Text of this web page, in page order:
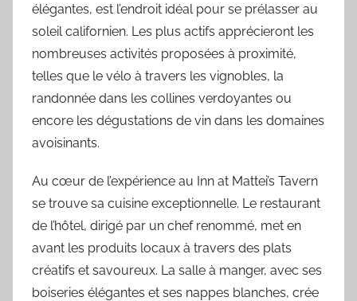
élégantes, est l’endroit idéal pour se prélasser au
soleil californien. Les plus actifs apprécieront les
nombreuses activités proposées à proximité,
telles que le vélo à travers les vignobles, la
randonnée dans les collines verdoyantes ou
encore les dégustations de vin dans les domaines
avoisinants.
Au cœur de l’expérience au Inn at Mattei’s Tavern
se trouve sa cuisine exceptionnelle. Le restaurant
de l’hôtel, dirigé par un chef renommé, met en
avant les produits locaux à travers des plats
créatifs et savoureux. La salle à manger, avec ses
boiseries élégantes et ses nappes blanches, crée